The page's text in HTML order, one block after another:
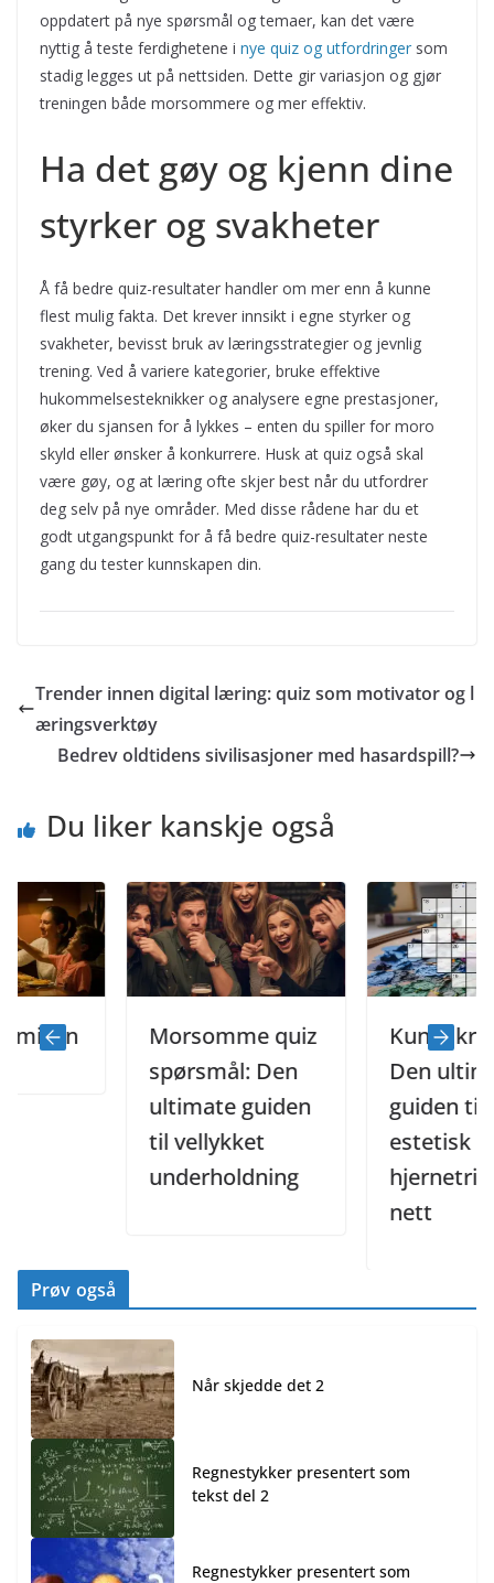
oppdatert på nye spørsmål og temaer, kan det være
nyttig å teste ferdighetene i nye quiz og utfordringer som
stadig legges ut på nettsiden. Dette gir variasjon og gjør
treningen både morsommere og mer effektiv.
Ha det gøy og kjenn dine
styrker og svakheter
Å få bedre quiz-resultater handler om mer enn å kunne
flest mulig fakta. Det krever innsikt i egne styrker og
svakheter, bevisst bruk av læringsstrategier og jevnlig
trening. Ved å variere kategorier, bruke effektive
hukommelsesteknikker og analysere egne prestasjoner,
øker du sjansen for å lykkes – enten du spiller for moro
skyld eller ønsker å konkurrere. Husk at quiz også skal
være gøy, og at læring ofte skjer best når du utfordrer
deg selv på nye områder. Med disse rådene har du et
godt utgangspunkt for å få bedre quiz-resultater neste
gang du tester kunnskapen din.
Trender innen digital læring: quiz som motivator og l
æringsverktøy
Bedrev oldtidens sivilisasjoner med hasardspill?
Du liker kanskje også
Morsomme quiz
spørsmål: Den
ultimate guiden
til vellykket
underholdning
Kunst kryssord:
Den ultimate
guiden til
estetisk
hjernetrim på
Prøv også
Når skjedde det 2
Regnestykker presentert som
tekst del 2
Regnestykker presentert som